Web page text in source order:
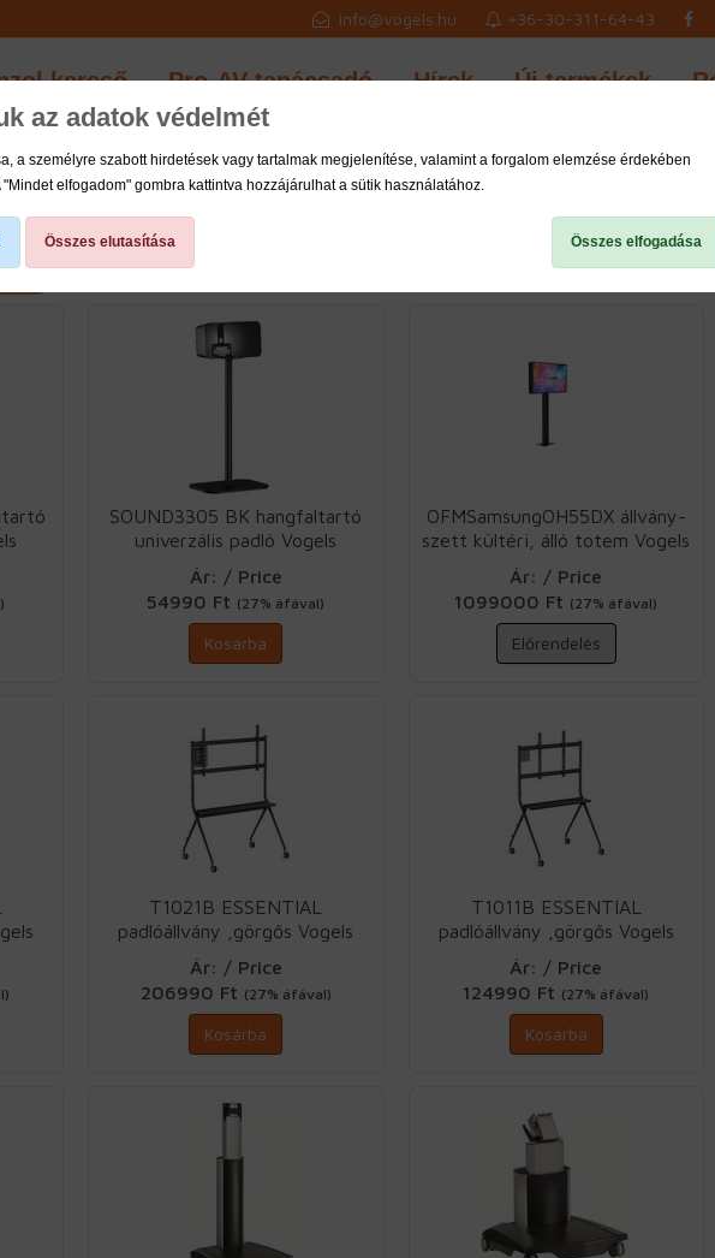
az adatok védelmét
a személyre szabott hirdetések vagy tartalmak megjelenítése, valamint a forgalom elemzése érdekében
elfogadom" gombra kattintva hozzájárulhat a sütik használatához.
Összes elutasítása Összes elfogadása
info@vogels.hu +36-30-311-64-43
kereső Pro-AV tanácsadó Hírek Új termékek
SOUND3305 BK hangfaltartó
univerzális padló Vogels
Ár: / Price
54990 Ft (27% áfával)
Kosárba
OFMSamsungOH55DX állvány-
szett kültéri, álló totem Vogels
Ár: / Price
1099000 Ft (27% áfával)
Előrendelés
T1021B ESSENTIAL
padlóállvány ,görgős Vogels
Ár: / Price
206990 Ft (27% áfával)
Kosárba
T1011B ESSENTIAL
padlóállvány ,görgős Vogels
Ár: / Price
124990 Ft (27% áfával)
Kosárba